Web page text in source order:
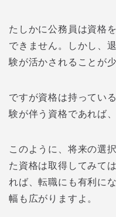
たしかに公務員は資格
できません。しかし、
験が活かされることが
ですが資格は持ってい
験が伴う資格であれば
このように、将来の選
た資格は取得してみて
れば、転職にも有利に
幅も広がりますよ。